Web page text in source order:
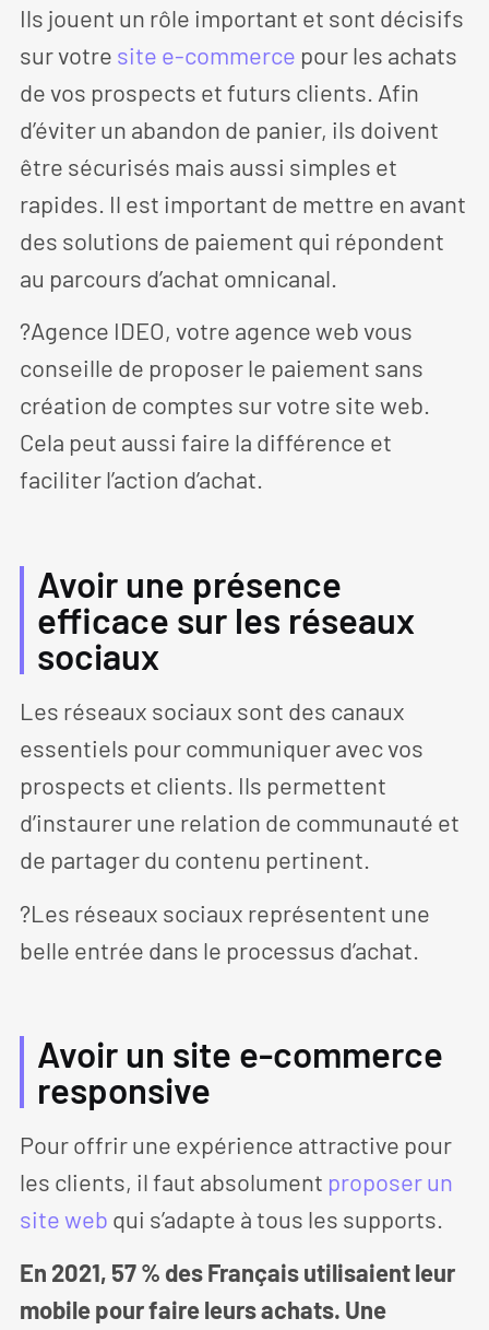
Ils jouent un rôle important et sont décisifs
sur votre site e-commerce pour les achats
de vos prospects et futurs clients. Afin
d’éviter un abandon de panier, ils doivent
être sécurisés mais aussi simples et
rapides. Il est important de mettre en avant
des solutions de paiement qui répondent
au parcours d’achat omnicanal.
?Agence IDEO, votre agence web vous
conseille de proposer le paiement sans
création de comptes sur votre site web.
Cela peut aussi faire la différence et
faciliter l’action d’achat.
Avoir une présence
efficace sur les réseaux
sociaux
Les réseaux sociaux sont des canaux
essentiels pour communiquer avec vos
prospects et clients. Ils permettent
d’instaurer une relation de communauté et
de partager du contenu pertinent.
?Les réseaux sociaux représentent une
belle entrée dans le processus d’achat.
Avoir un site e-commerce
responsive
Pour offrir une expérience attractive pour
les clients, il faut absolument proposer un
site web qui s’adapte à tous les supports.
En 2021, 57 % des Français utilisaient leur
mobile pour faire leurs achats. Une